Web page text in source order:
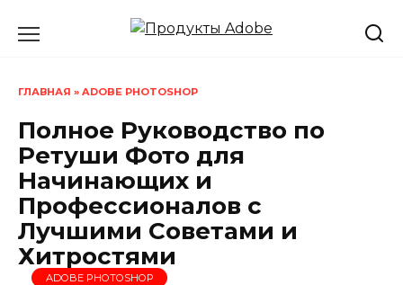
ГЛАВНАЯ » ADOBE PHOTOSHOP
Полное Руководство по
Ретуши Фото для
Начинающих и
Профессионалов с
Лучшими Советами и
Хитростями
ADOBE PHOTOSHOP